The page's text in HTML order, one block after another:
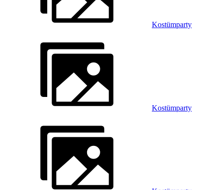
Kostümparty
Kostümparty